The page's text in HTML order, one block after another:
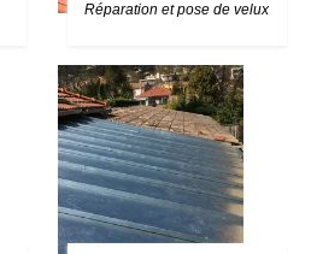
Réparation et pose de velux